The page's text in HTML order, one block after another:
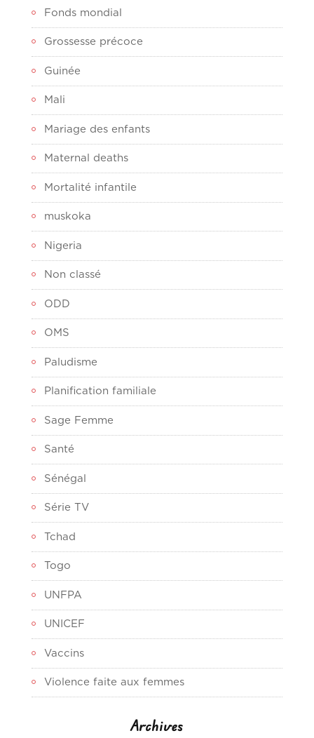
Fonds mondial
Grossesse précoce
Guinée
Mali
Mariage des enfants
Maternal deaths
Mortalité infantile
muskoka
Nigeria
Non classé
ODD
OMS
Paludisme
Planification familiale
Sage Femme
Santé
Sénégal
Série TV
Tchad
Togo
UNFPA
UNICEF
Vaccins
Violence faite aux femmes
Archives